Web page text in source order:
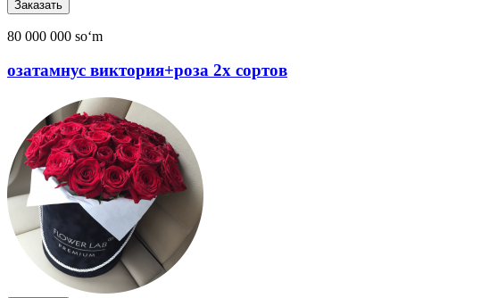
80 000 000 soʻm
озатамнус виктория+роза 2х сортов